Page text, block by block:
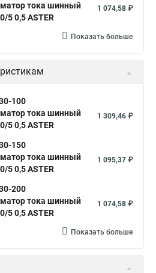
тока шинный
5 0,5 ASTER
1 074,58 ₽
Показать больше
100
тока шинный
5 0,5 ASTER
1 309,46 ₽
150
тока шинный
5 0,5 ASTER
1 095,37 ₽
200
тока шинный
5 0,5 ASTER
1 074,58 ₽
Показать больше